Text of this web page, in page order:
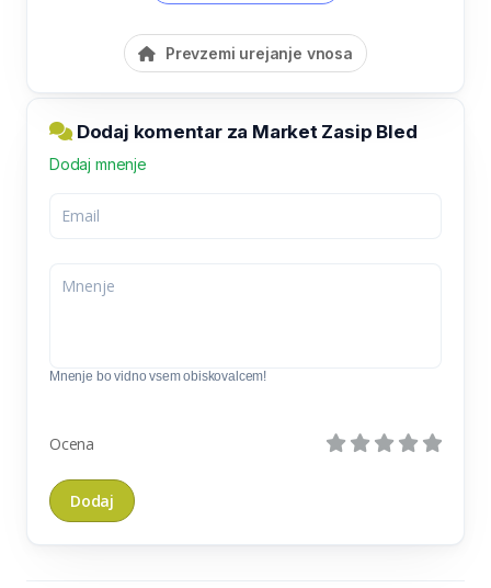
Prevzemi urejanje vnosa
Dodaj komentar za Market Zasip Bled
Dodaj mnenje
Mnenje bo vidno vsem obiskovalcem!
Ocena